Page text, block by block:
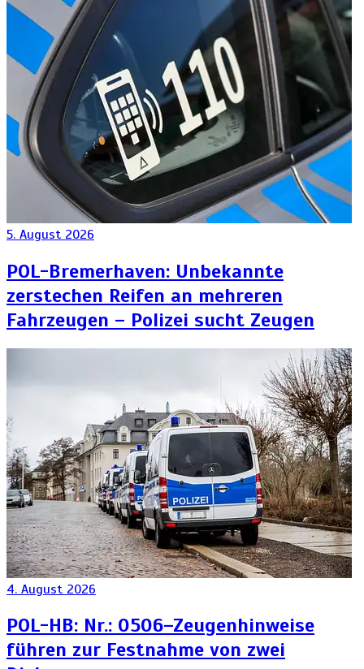
5. August 2026
POL-Bremerhaven: Unbekannte
zerstechen Reifen an mehreren
Fahrzeugen – Polizei sucht Zeugen
4. August 2026
POL-HB: Nr.: 0506–Zeugenhinweise
führen zur Festnahme von zwei